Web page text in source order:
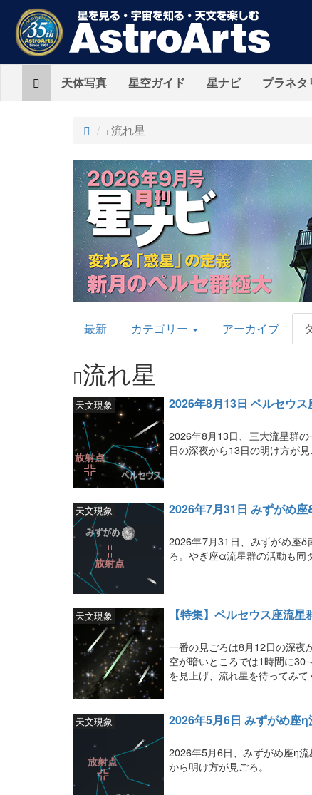
Home天体写真 星空ガイド 星ナビ プラネタ
ト
プ
流れ星
AstroArts
Topics
最新 カテゴリー アーカイブ
流れ星
2026年8月13日 ペルセウ
天文現象
2026年8月13日、三大流星群
日の深夜から13日の明け方が見
2026年7月31日 みずがめ
天文現象
2026年7月31日、みずがめ座
ろ。やぎ座α流星群の活動も同
【特集】ペルセウス座流星
天文現象
一番の見ごろは8月12日の深夜
空が暗いところでは1時間に30
を見上げ、流れ星を待ってみて
2026年5月6日 みずがめ座
天文現象
2026年5月6日、みずがめ座η
から明け方が見ごろ。